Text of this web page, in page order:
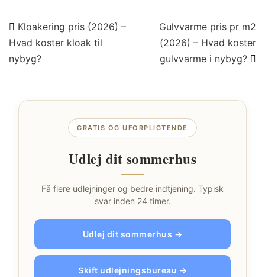
Indlægsnavigation
Kloakering pris (2026) –
Hvad koster kloak til
nybyg?
Gulvvarme pris pr m2
(2026) – Hvad koster
gulvvarme i nybyg?
GRATIS OG UFORPLIGTENDE
Udlej dit sommerhus
Få flere udlejninger og bedre indtjening. Typisk
svar inden 24 timer.
Udlej dit sommerhus →
Skift udlejningsbureau →